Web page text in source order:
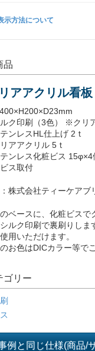
示方法について
品
アアクリル看板
ク印刷（3色） ※クリ
ンレスHL仕上げ 2ｔ
アアクリル 5ｔ
ンレス化粧ビス 15φ×4
ス取付
株式会社ティーケアブ
ベースに、化粧ビス
ルク印刷で裏刷りし
用いただけます。
お色はDICカラー等で
ゴリー
例と同じ仕様(商品/